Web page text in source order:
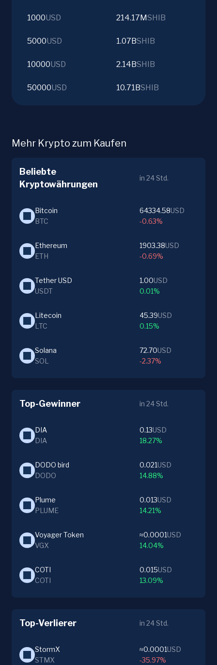
1000USD 214.17MSHIB
5000USD 1.07BSHIB
10000USD 2.14BSHIB
50000USD 10.71BSHIB
Mehr Krypto zum Kaufen
Beliebte
Kryptowährungen
in 24 Std.
Bitcoin
BTC
64334.58USD
-0.63%
Ethereum
ETH
1903.38USD
-0.69%
Tether USD
USDT
1.00USD
0.01%
Litecoin
LTC
45.39USD
0.15%
Solana
SOL
72.70USD
-2.37%
Top-Gewinner in 24 Std.
DIA
DIA
0.13USD
18.27%
DODO bird
DODO
0.021USD
14.88%
Plume
PLUME
0.013USD
14.21%
Voyager Token
VGX
≈0.0001USD
14.04%
COTI
COTI
0.015USD
13.09%
Top-Verlierer in 24 Std.
StormX
STMX
≈0.0001USD
-35.97%